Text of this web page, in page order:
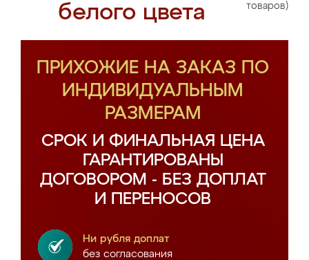
белого цвета
товаров)
ПРИХОЖИЕ НА ЗАКАЗ ПО
ИНДИВИДУАЛЬНЫМ
РАЗМЕРАМ
СРОК И ФИНАЛЬНАЯ ЦЕНА
ГАРАНТИРОВАНЫ
ДОГОВОРОМ - БЕЗ ДОПЛАТ
И ПЕРЕНОСОВ
Ни рубля доплат
без согласования